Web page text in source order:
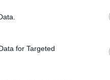
for Targeted
voto 3 L'allure
Cappellino
on
voto 4